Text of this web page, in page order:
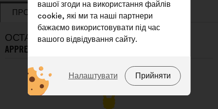
ПРОПОЗИЦІЇ ГОЛОСУВАННЯ
ОСТАННІ ПРОПОЗИЦІЇ L’ASSOCIATION DES
APPRENTIS DE FRANCE (ANAF):
вашої згоди на використання файлів
cookie, які ми та наші партнери
бажаємо використовувати під час
вашого відвідування сайту.
Які саме файли cookie?
файли cookie, які
необхідні для роботи сайту
Прийняти
Налаштувати